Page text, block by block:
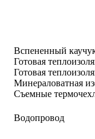
Вспененный
Готовая
Готовая
Минераловатная
Съемные
Водопровод